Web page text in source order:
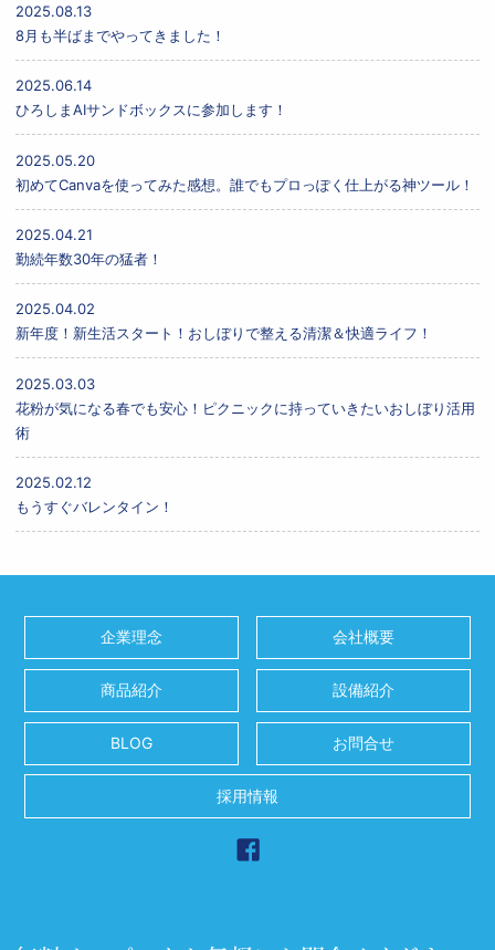
2025.08.13
8月も半ばまでやってきました！
2025.06.14
ひろしまAIサンドボックスに参加します！
2025.05.20
初めてCanvaを使ってみた感想。誰でもプロっぽく仕上がる神ツール！
2025.04.21
勤続年数30年の猛者！
2025.04.02
新年度！新生活スタート！おしぼりで整える清潔＆快適ライフ！
2025.03.03
花粉が気になる春でも安心！ピクニックに持っていきたいおしぼり活用
術
2025.02.12
もうすぐバレンタイン！
企業理念 会社概要
商品紹介 設備紹介
BLOG
採用情報
お問合せ